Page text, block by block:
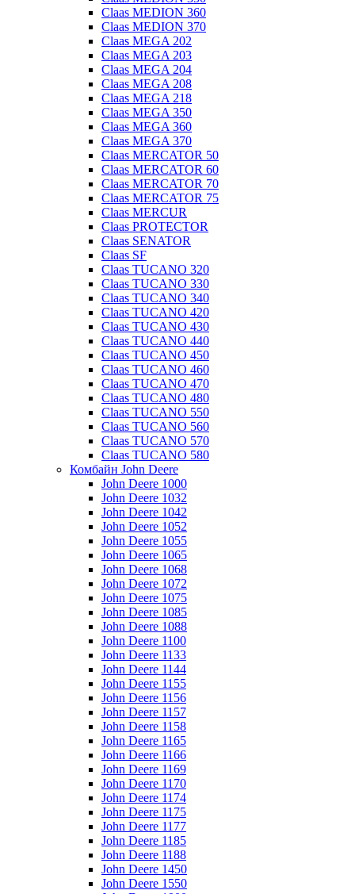
Claas MEDION 360
Claas MEDION 370
Claas MEGA 202
Claas MEGA 203
Claas MEGA 204
Claas MEGA 208
Claas MEGA 218
Claas MEGA 350
Claas MEGA 360
Claas MEGA 370
Claas MERCATOR 50
Claas MERCATOR 60
Claas MERCATOR 70
Claas MERCATOR 75
Claas MERCUR
Claas PROTECTOR
Claas SENATOR
Claas SF
Claas TUCANO 320
Claas TUCANO 330
Claas TUCANO 340
Claas TUCANO 420
Claas TUCANO 430
Claas TUCANO 440
Claas TUCANO 450
Claas TUCANO 460
Claas TUCANO 470
Claas TUCANO 480
Claas TUCANO 550
Claas TUCANO 560
Claas TUCANO 570
Claas TUCANO 580
Комбайн John Deere
John Deere 1000
John Deere 1032
John Deere 1042
John Deere 1052
John Deere 1055
John Deere 1065
John Deere 1068
John Deere 1072
John Deere 1075
John Deere 1085
John Deere 1088
John Deere 1100
John Deere 1133
John Deere 1144
John Deere 1155
John Deere 1156
John Deere 1157
John Deere 1158
John Deere 1165
John Deere 1166
John Deere 1169
John Deere 1170
John Deere 1174
John Deere 1175
John Deere 1177
John Deere 1185
John Deere 1188
John Deere 1450
John Deere 1550